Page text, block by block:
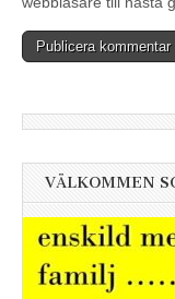
VÄLKOMMEN